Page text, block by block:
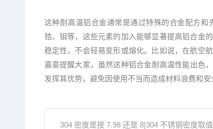
这种耐高温铝合金通常是通过特殊的合金配方和
锆、钼等，这些元素的加入能够显著提高铝合金
稳定性，不会轻易变形或熔化。比如说，在航空
嘉豪提醒大家，虽然这种铝合金耐高温性能出色
发挥其优势，避免因使用不当而造成材料浪费和安
304 密度是按 7.98 还是 8|304 不锈钢密度取